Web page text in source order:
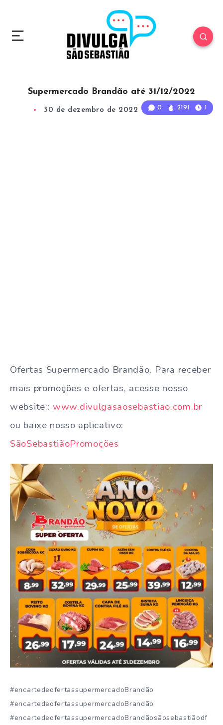
0 2191 1
Supermercado Brandão até 31/12/2022
30 de dezembro de 2022 1 Min Read
Ofertas Supermercado Brandão. Para receber
mais promoções e ofertas, acesse nosso
website:: www.divulgasaosebastiao.com.br
ou baixe nosso aplicativo:
SãoSebastiãoPromoções
#encartedeofertassupermercadoBrandão
#encartedeofertassupermercadoBrandão
#encartedeofertassupermercadoBrandãosãosebastiãodf